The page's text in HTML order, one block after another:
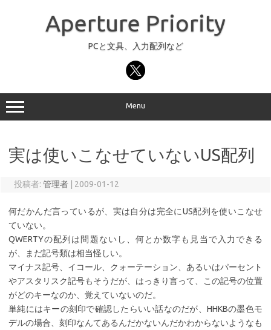
Aperture Priority
PCと文具、入力配列など
Menu
実は使いこなせていないUS配列
投稿者: 管理者 2009-01-12
何だかんだ言っているが、実は自分は完全にUS配列を使いこなせ
ていない。
QWERTYの配列は問題ないし、何とか数字も見当で入力できる
が、まだ記号類は相当怪しい。
マイナス記号、イコール、クォーテーション、あるいはパーセント
やアスタリスク記号もそうだが、はっきり言って、この記号の位置
がどのキーなのか、覚えていないのだ。
単純にはキーの刻印で確認したらいい話なのだが、HHKBの墨色モ
デルの場合、刻印なんてあるんだかないんだかわからないようなも